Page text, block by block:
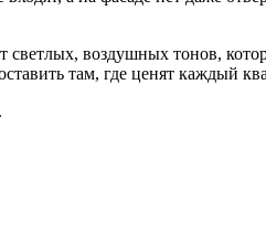
светлых, воздушных тонов,
там, где ценят каждый
.